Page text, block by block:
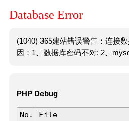
Database Error
(1040) 365建站错误警告：连接
因：1、数据库密码不对; 2、
PHP Debug
No. File